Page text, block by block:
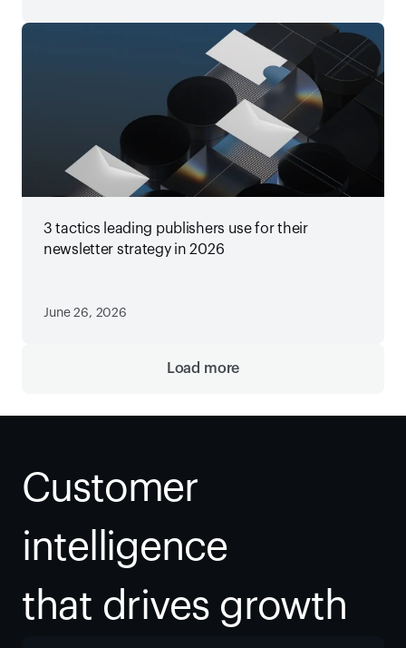
3 tactics leading publishers use for their
newsletter strategy in 2026
June 26, 2026
Load more
Customer
intelligence
that drives growth